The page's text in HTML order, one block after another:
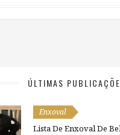
ÚLTIMAS
Enxoval
Lista De Enxoval De